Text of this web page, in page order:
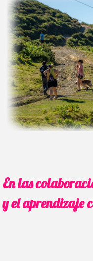
En las
y el aprendizaje